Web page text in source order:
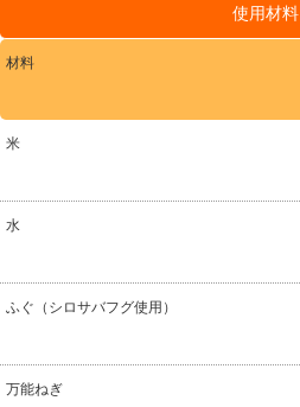
使用材料
材料
米
水
ふぐ（シロサバフグ使用）
万能ねぎ